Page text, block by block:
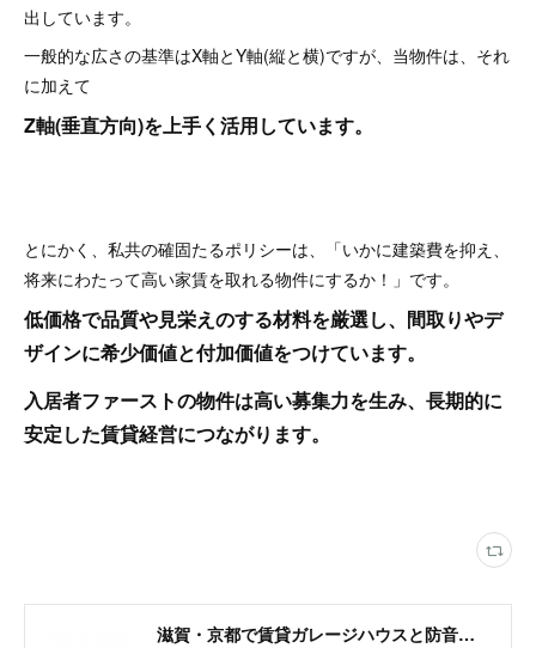
出しています。
一般的な広さの基準はX軸とY軸(縦と横)ですが、当物件は、それ
に加えて
Z軸(垂直方向)を上手く活用しています。
とにかく、私共の確固たるポリシーは、「いかに建築費を抑え、
将来にわたって高い家賃を取れる物件にするか！」です。
低価格で品質や見栄えのする材料を厳選し、間取りやデ
ザインに希少価値と付加価値をつけています。
入居者ファーストの物件は高い募集力を生み、長期的に
安定した賃貸経営につながります。
滋賀・京都で賃貸ガレージハウスと防音室付きアパートを展開